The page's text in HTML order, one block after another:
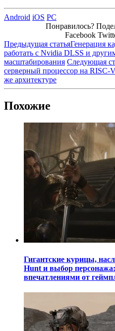
Android iOS PC
Понравилось?
Facebook
Предыдущая статьяГенерация
работать с Nvidia DLSS и
масштабирования Следующая
серверный процессор на
же архитектуре
Похожие
Гигантские курицы,
Hunt и выбор
впечатлениями от